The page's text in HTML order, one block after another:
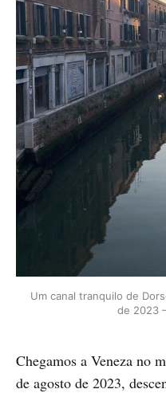
Um canal tranquilo de
de 2023
Chegamos a Veneza no
de agosto de 2023,